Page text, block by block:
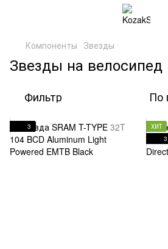
Компоненты Звезды
Звезды на велосипед
Фильтр По
3
ХИТ
3